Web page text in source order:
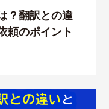
？翻訳との違
頼のポイント